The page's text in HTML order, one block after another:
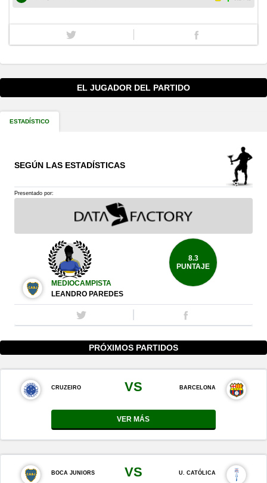
EL JUGADOR DEL PARTIDO
ESTADÍSTICO
SEGÚN LAS ESTADÍSTICAS
Presentado por:
MEDIOCAMPISTA
LEANDRO PAREDES
8.3
PUNTAJE
PRÓXIMOS PARTIDOS
CRUZEIRO VS BARCELONA
VER MÁS
BOCA JUNIORS VS U. CATÓLICA